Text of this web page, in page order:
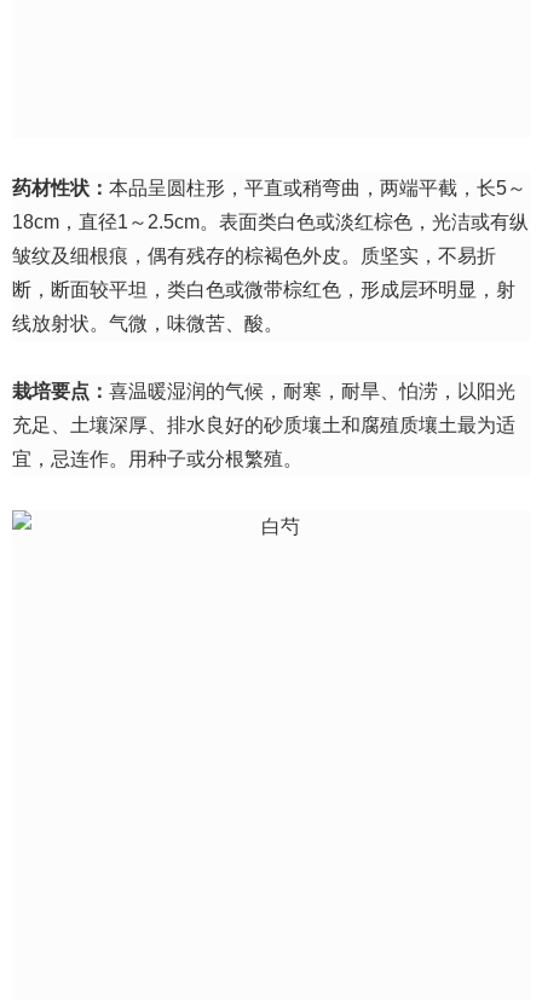
药材性状： 本品呈圆柱形，平直或稍弯曲，两端平截，长5～
18cm，直径1～2.5cm。表面类白色或淡红棕色，光洁或有纵
皱纹及细根痕，偶有残存的棕褐色外皮。质坚实，不易折
断，断面较平坦，类白色或微带棕红色，形成层环明显，射
线放射状。气微，味微苦、酸。
栽培要点： 喜温暖湿润的气候，耐寒，耐旱、怕涝，以阳光
充足、土壤深厚、排水良好的砂质壤土和腐殖质壤土最为适
宜，忌连作。用种子或分根繁殖。